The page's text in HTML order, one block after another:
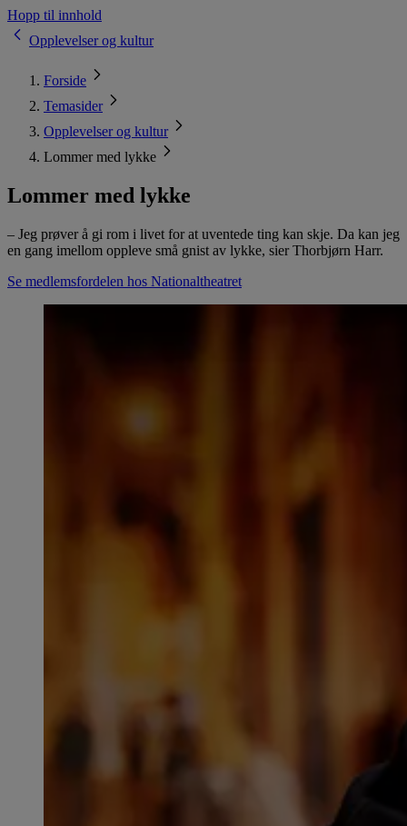
Hopp til innhold
Opplevelser og kultur
Forside
Temasider
Opplevelser og kultur
Lommer med lykke
Lommer med lykke
– Jeg prøver å gi rom i livet for at uventede ting kan skje. Da kan jeg
en gang imellom oppleve små gnist av lykke, sier Thorbjørn Harr.
Se medlemsfordelen hos Nationaltheatret